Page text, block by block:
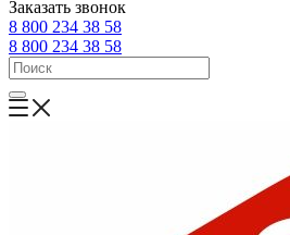
Заказать звонок
8 800 234 38 58
8 800 234 38 58